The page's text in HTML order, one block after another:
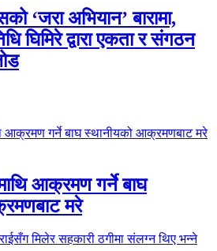
‘जरा अभियान’ बारामा,
घिमिरे द्वारा एकता र संगठन
आक्रमण गर्ने बाघ
मरे